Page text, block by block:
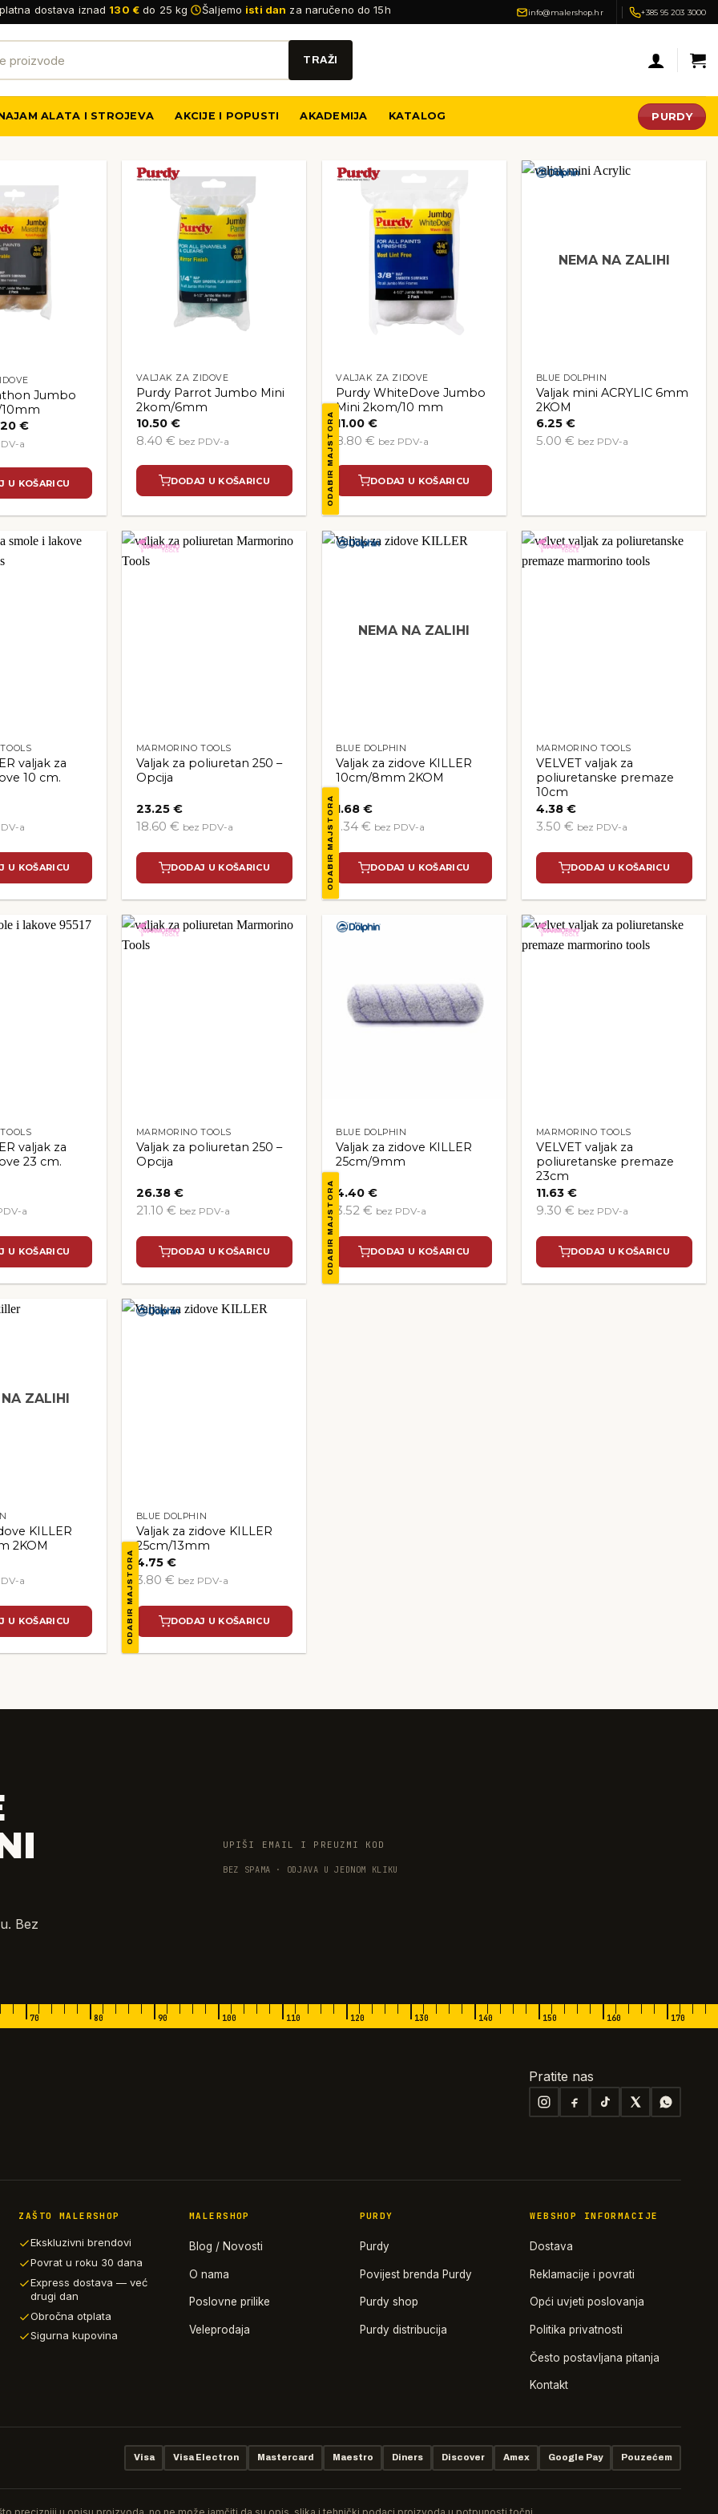
dostava iznad 130 € do 25 kg Šaljemo isti dan za naručeno do 15h info@malershop.hr +385 95 203 3000
ALATA I STROJEVA AKCIJE I POPUSTI AKADEMIJA KATALOG PURDY
Jumbo
€.
€Trenutna
a
U KOŠARICU
VALJAK ZA ZIDOVE
Purdy Parrot Jumbo Mini
2kom/6mm
10.50 €
8.40 € bez PDV-a
DODAJ U KOŠARICU ODABIR MAJSTORA
VALJAK ZA ZIDOVE
Purdy WhiteDove Jumbo
Mini 2kom/10 mm
11.00€
8.80 € bez PDV-a
DODAJ U KOŠARICU
NEMA NA ZALIHI
BLUE DOLPHIN
Valjak mini ACRYLIC 6mm
2KOM
6.25 €
5.00 € bez PDV-a
valjak za
10 cm.
a
U KOŠARICU
MARMORINO TOOLS
Valjak za poliuretan 250 –
Opcija
23.25 €
18.60 € bez PDV-a
DODAJ U KOŠARICU ODABIR MAJSTORA
NEMA NA ZALIHI
BLUE DOLPHIN
Valjak za zidove KILLER
10cm/8mm 2KOM
1.68€
1.34 € bez PDV-a
DODAJ U KOŠARICU
MARMORINO TOOLS
VELVET valjak za
poliuretanske premaze
10cm
4.38 €
3.50 € bez PDV-a
DODAJ U KOŠARICU
valjak za
23 cm.
a
U KOŠARICU
MARMORINO TOOLS
Valjak za poliuretan 250 –
Opcija
26.38 €
21.10 € bez PDV-a
DODAJ U KOŠARICU ODABIR MAJSTORA
BLUE DOLPHIN
Valjak za zidove KILLER
25cm/9mm
4.40€
3.52 € bez PDV-a
DODAJ U KOŠARICU
MARMORINO TOOLS
VELVET valjak za
poliuretanske premaze
23cm
11.63 €
9.30 € bez PDV-a
DODAJ U KOŠARICU
ZALIHI
KILLER
2KOM
a
U KOŠARICU ODABIR MAJSTORA
BLUE DOLPHIN
Valjak za zidove KILLER
25cm/13mm
4.75 €
3.80 € bez PDV-a
DODAJ U KOŠARICU
Bez
UPIŠI EMAIL I PREUZMI KOD
BEZ SPAMA · ODJAVA U JEDNOM KLIKU
70 80 90 100 110 120 130 140 150 160 170
Pratite nas
ZAŠTO MALERSHOP
Ekskluzivni brendovi
Povrat u roku 30 dana
Express dostava — već
drugi dan
Obročna otplata
Sigurna kupovina
MALERSHOP
Blog / Novosti
O nama
Poslovne prilike
Veleprodaja
PURDY
Purdy
Povijest brenda Purdy
Purdy shop
Purdy distribucija
WEBSHOP INFORMACIJE
Dostava
Reklamacije i povrati
Opći uvjeti poslovanja
Politika privatnosti
Često postavljana pitanja
Kontakt
Visa Visa Electron Mastercard Maestro Diners Discover Amex Google Pay Pouzećem